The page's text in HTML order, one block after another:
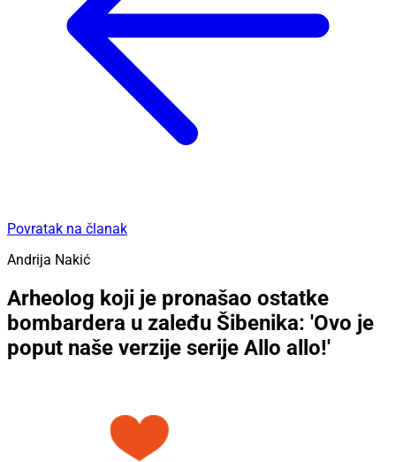
Povratak na članak
Andrija Nakić
Arheolog koji je pronašao ostatke
bombardera u zaleđu Šibenika: 'Ovo je
poput naše verzije serije Allo allo!'